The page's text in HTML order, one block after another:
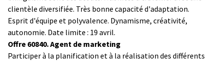
clientèle diversifiée. Très bonne capacité d'adaptation.
Esprit d'équipe et polyvalence. Dynamisme, créativité,
autonomie. Date limite : 19 avril.
Offre 60840. Agent de marketing
Participer à la planification et à la réalisation des différents